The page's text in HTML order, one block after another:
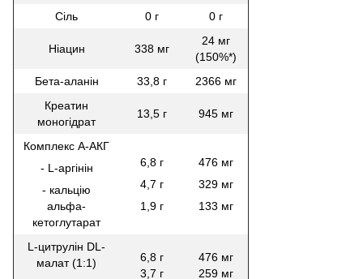
Сіль
0 г 0 г
Ніацин 338 мг
24 мг
(150%*)
Бета-аланін
33,8 г
2366 мг
Креатин
моногідрат
13,5 г 945 мг
Комплекс А-АКГ
- L-аргінін
- кальцію
альфа-
кетоглутарат
6,8 г
4,7 г
1,9 г
476 мг
329 мг
133 мг
L-цитрулін DL-
малат (1:1)
6,8 г
3,7 г
476 мг
259 мг